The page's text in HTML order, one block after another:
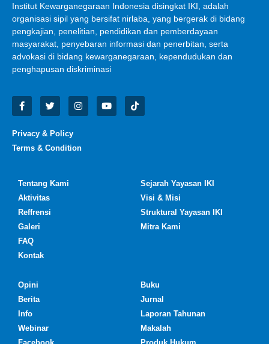
Institut Kewarganegaraan Indonesia disingkat IKI, adalah
organisasi sipil yang bersifat nirlaba, yang bergerak di bidang
pengkajian, penelitian, pendidikan dan pemberdayaan
masyarakat, penyebaran informasi dan penerbitan, serta
advokasi di bidang kewarganegaraan, kependudukan dan
penghapusan diskriminasi
Privacy & Policy
Terms & Condition
Tentang Kami
Aktivitas
Reffrensi
Galeri
FAQ
Kontak
Sejarah Yayasan IKI
Visi & Misi
Struktural Yayasan IKI
Mitra Kami
Opini
Berita
Info
Webinar
Buku
Jurnal
Laporan Tahunan
Makalah